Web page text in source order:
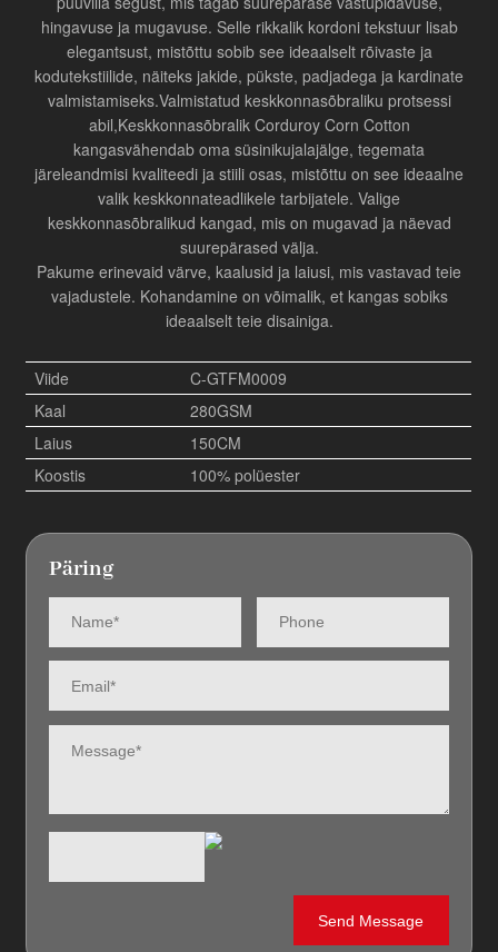
hingavuse ja mugavuse. Selle rikkalik kordoni tekstuur lisab
elegantsust, mistõttu sobib see ideaalselt rõivaste ja
kodutekstiilide, näiteks jakide, pükste, padjadega ja kardinate
valmistamiseks.Valmistatud keskkonnasõbraliku protsessi
abil,Keskkonnasõbralik Corduroy Corn Cotton
kangasvähendab oma süsinikujalajälge, tegemata
järeleandmisi kvaliteedi ja stiili osas, mistõttu on see ideaalne
valik keskkonnateadlikele tarbijatele. Valige
keskkonnasõbralikud kangad, mis on mugavad ja näevad
suurepärased välja.
Pakume erinevaid värve, kaalusid ja laiusi, mis vastavad teie
vajadustele. Kohandamine on võimalik, et kangas sobiks
ideaalselt teie disainiga.
Viide
C-GTFM0009
Kaal
280GSM
Laius
150CM
Koostis
100% polüester
Päring